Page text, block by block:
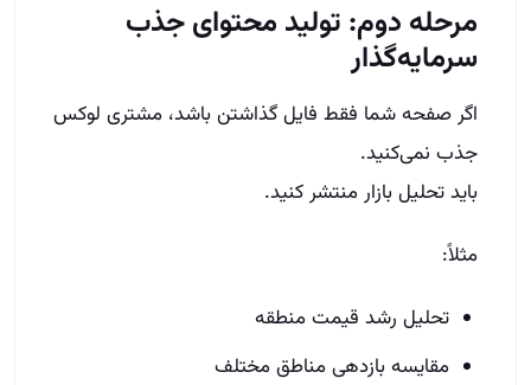
مرحله دوم: تولید محتوای جذب
سرمایه‌گذار
اگر صفحه شما فقط فایل گذاشتن باشد، مشتری لوکس
جذب نمی‌کنید.
باید تحلیل بازار منتشر کنید.
مثلاً:
تحلیل رشد قیمت منطقه
مقایسه بازدهی مناطق مختلف